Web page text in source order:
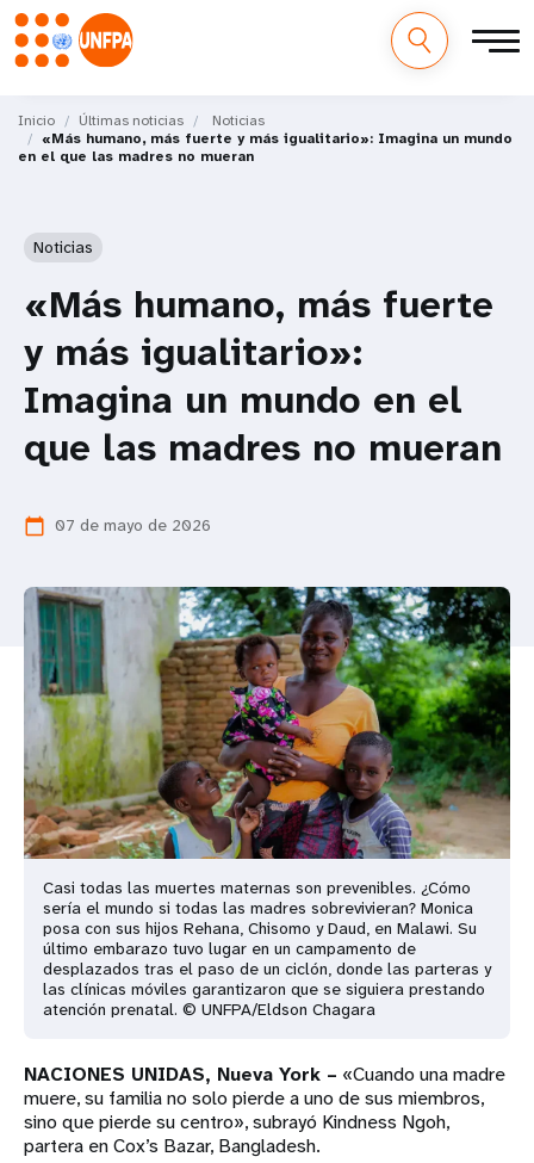
contenido
principal
M
a
Inicio Últimas noticias
Noticias
«Más humano, más fuerte y más igualitario»: Imagina un mundo
en el que las madres no mueran
Noticias
«Más humano, más fuerte
y más igualitario»:
Imagina un mundo en el
que las madres no mueran
calendar_today 07 de mayo de 2026
Casi todas las muertes maternas son prevenibles. ¿Cómo
sería el mundo si todas las madres sobrevivieran? Monica
posa con sus hijos Rehana, Chisomo y Daud, en Malawi. Su
último embarazo tuvo lugar en un campamento de
desplazados tras el paso de un ciclón, donde las parteras y
las clínicas móviles garantizaron que se siguiera prestando
atención prenatal. © UNFPA/Eldson Chagara
NACIONES UNIDAS, Nueva York – «Cuando una madre
muere, su familia no solo pierde a uno de sus miembros,
sino que pierde su centro», subrayó Kindness Ngoh,
partera en Cox’s Bazar, Bangladesh.